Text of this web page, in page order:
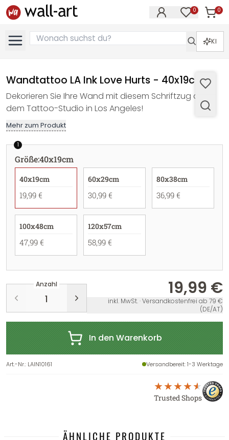
0 0
KI
Wandtattoo LA Ink Love Hurts - 40x19cm
Dekorieren Sie Ihre Wand mit diesem Schriftzug aus
dem Tattoo-Studio in Los Angeles!
Mehr zum Produkt
1
Größe:40x19cm
40x19cm
19,99 €
60x29cm
30,99 €
80x38cm
36,99 €
100x48cm
47,99 €
120x57cm
58,99 €
Anzahl 19,99 €
inkl. MwSt. · Versandkostenfrei ab 79 €
(DE/AT)
In den Warenkorb
Art.-Nr.: LAIN10161 Versandbereit: 1-3 Werktage
Trusted Shops
ÄHNLICHE PRODUKTE